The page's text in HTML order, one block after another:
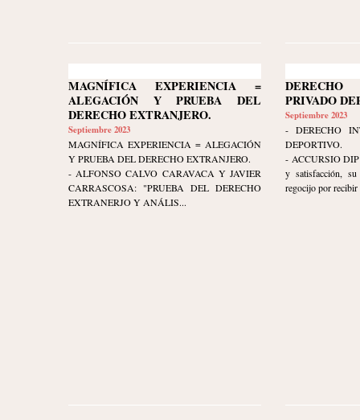
MAGNÍFICA EXPERIENCIA =
ALEGACIÓN Y PRUEBA DEL
DERECHO EXTRANJERO.
Septiembre 2023
MAGNÍFICA EXPERIENCIA = ALEGACIÓN
Y PRUEBA DEL DERECHO EXTRANJERO.
- ALFONSO CALVO CARAVACA Y JAVIER
CARRASCOSA: "PRUEBA DEL DERECHO
EXTRANERJO Y ANÁLIS...
PRIVADO
Septiembre 2023
- DERECHO
DEPORTIVO.
- ACCURSIO DIP
y satisfacción,
regocijo por recibir